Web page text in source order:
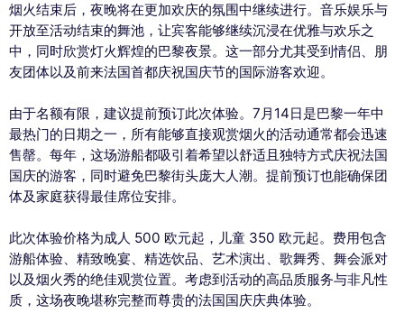
烟火结束后，夜晚将在更加欢庆的氛围中继续进行。音乐娱乐与
开放至活动结束的舞池，让宾客能够继续沉浸在优雅与欢乐之
中，同时欣赏灯火辉煌的巴黎夜景。这一部分尤其受到情侣、朋
友团体以及前来法国首都庆祝国庆节的国际游客欢迎。
由于名额有限，建议提前预订此次体验。7月14日是巴黎一年中
最热门的日期之一，所有能够直接观赏烟火的活动通常都会迅速
售罄。每年，这场游船都吸引着希望以舒适且独特方式庆祝法国
国庆的游客，同时避免巴黎街头庞大人潮。提前预订也能确保团
体及家庭获得最佳席位安排。
此次体验价格为成人 500 欧元起，儿童 350 欧元起。费用包含
游船体验、精致晚宴、精选饮品、艺术演出、歌舞秀、舞会派对
以及烟火秀的绝佳观赏位置。考虑到活动的高品质服务与非凡性
质，这场夜晚堪称完整而尊贵的法国国庆庆典体验。